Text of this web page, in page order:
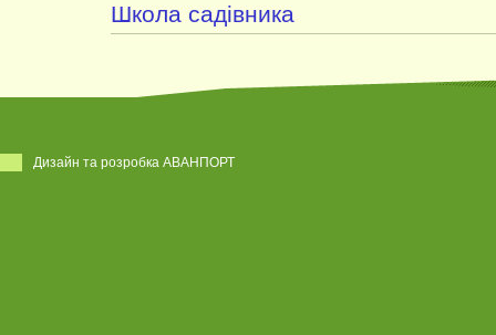
Школа садівника
Дизайн та розробка АВАНПОРТ